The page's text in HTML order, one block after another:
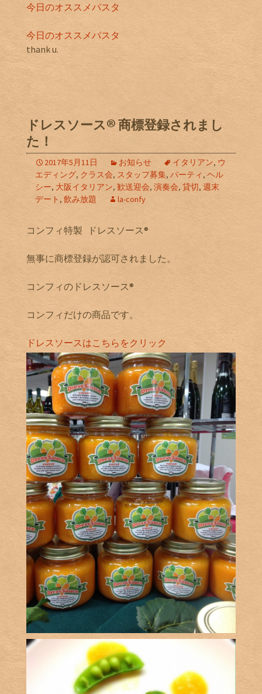
今日のオススメパスタ
今日のオススメパスタ
thank u.
ドレスソース®️ 商標登録されまし
た！
2017年5月11日 お知らせ イタリアン, ウ
エディング, クラス会, スタッフ募集, パーティ , ヘル
シー, 大阪イタリアン, 歓送迎会, 演奏会, 貸切, 週末
デート , 飲み放題 la-confy
コンフィ特製 ドレスソース®️
無事に商標登録が認可されました。
コンフィのドレスソース®️
コンフィだけの商品です。
ドレスソースはこちらをクリック